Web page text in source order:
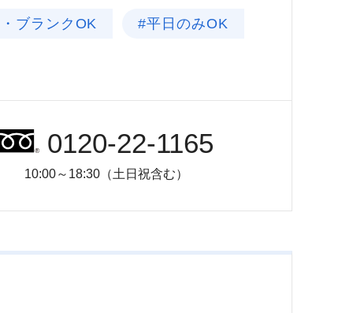
ブランクOK #平日のみOK
0120-22-1165
10:00～18:30（土日祝含む）